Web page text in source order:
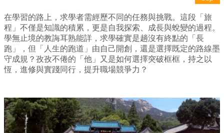
在學習的路上，求學者需經歷不同的任務與挑戰。這段「旅
程」不僅是知識的積累，更是自我探索、成長與蛻變的過程。
學無止境的教誨耳熟能詳，求學確實是趟沒有終點的「長
跑」，但「人生的跑道」由自己開創，還是選擇既定的路線墨
守成規？孜孜不倦的「他」又是如何選擇突破框框，持之以
恆，進修與實踐同行，提升職場競爭力？